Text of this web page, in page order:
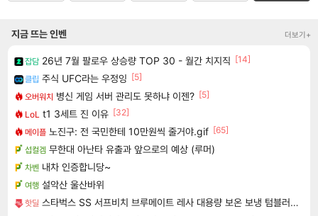
지금 뜨는 인벤 더보기+
잡담 26년 7월 팔로우 상승량 TOP 30 - 월간 치지직 [14]
클립 주식 UFC라는 우정잉 [5]
오버워치 병신 게임 서버 관리도 못하냐 이젠? [5]
LoL t1 3세트 진 이유 [32]
메이플 노진구: 전 국민한테 10만원씩 줄거야.gif [65]
섭컬겜 무한대 아난타 유출과 앞으로의 예상 (루머)
차벤 내차 인증합니당~
여행 설악산 울산바위
핫딜 스타벅스 SS 서프비치 브루메이트 레사 대용량 보온 보냉 텀블러 콜드컵 887ml